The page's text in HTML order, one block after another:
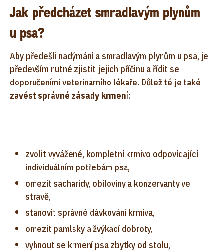
Jak předcházet smradlavým plynům
u psa?
Aby předešli nadýmání a smradlavým plynům u psa, je
především nutné zjistit jejich příčinu a řídit se
doporučeními veterinárního lékaře. Důležité je také
zavést správné zásady krmení:
zvolit vyvážené, kompletní krmivo odpovídající
individuálním potřebám psa,
omezit sacharidy, obiloviny a konzervanty ve
stravě,
stanovit správné dávkování krmiva,
omezit pamlsky a žvýkací dobroty,
vyhnout se krmení psa zbytky od stolu,